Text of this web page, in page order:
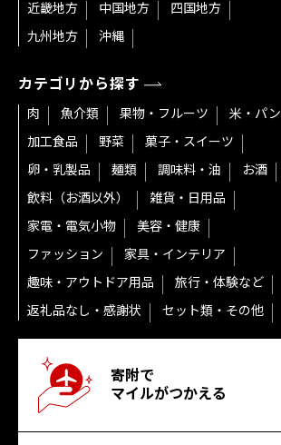
近畿地方
中国地方
四国地方
九州地方
沖縄
カテゴリから探す
肉 魚介類 果物・フルーツ
米・パン
加工食品
野菜
菓子・スイーツ
卵・乳製品
麺類 調味料・油
お酒
飲料（お酒以外）
雑貨・日用品
家電・電気小物
美容・健康
ファッション
家具・インテリア
趣味・アウトドア用品
旅行・体験など
返礼品なし・感謝状
セット類・その他
寄附で
マイルがつかえる